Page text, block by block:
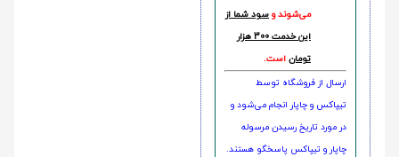
می‌شوند و سود شما از
این خدمت 300 هزار
تومان است.
ارسال از فروشگاه توسط
تیپاکس و چاپار انجام می‌شود و
در مورد تاریخ رسیدن مرسوله
چاپار و تیپاکس پاسخگو هستند.